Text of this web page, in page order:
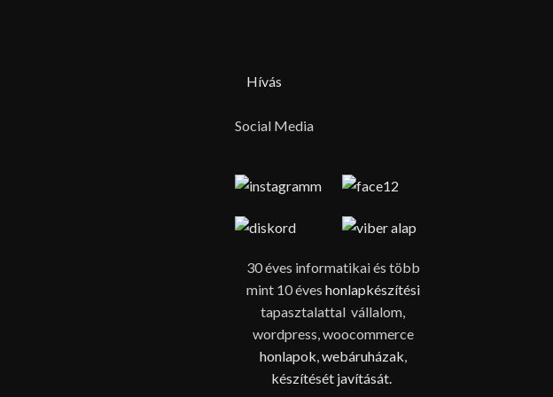
Hívás
Social Media
30 éves informatikai és több
mint 10 éves honlapkészítési
tapasztalattal vállalom,
wordpress, woocommerce
honlapok,webáruházak,
készítését javítását.